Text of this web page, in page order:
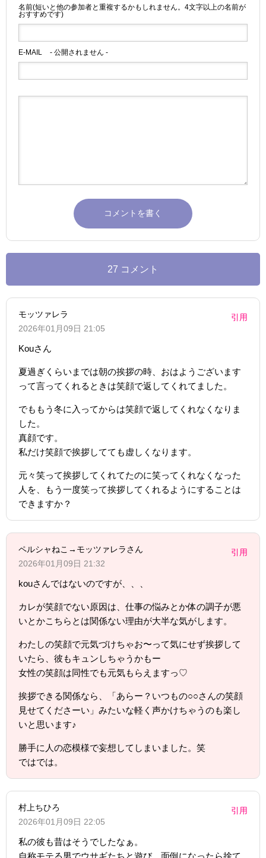
名前(短いと他の参加者と重複するかもしれません。4文字以上の名前が
おすすめです)
E-MAIL - 公開されません -
27 コメント
モッツァレラ
2026年01月09日 21:05
引用
Kouさん
夏過ぎくらいまでは朝の挨拶の時、おはようございます
って言ってくれるときは笑顔で返してくれてました。
でももう冬に入ってからは笑顔で返してくれなくなりま
した。
真顔です。
私だけ笑顔で挨拶してても虚しくなります。
元々笑って挨拶してくれてたのに笑ってくれなくなった
人を、もう一度笑って挨拶してくれるようにすることは
できますか？
ペルシャねこ→モッツァレラさん
2026年01月09日 21:32
引用
kouさんではないのですが、、、
カレが笑顔でない原因は、仕事の悩みとか体の調子が悪
いとかこちらとは関係ない理由が大半な気がします。
わたしの笑顔で元気づけちゃお〜って気にせず挨拶して
いたら、彼もキュンしちゃうかもー
女性の笑顔は同性でも元気もらえますっ♡
挨拶できる関係なら、「あらー？いつもの○○さんの笑顔
見せてくださーい」みたいな軽く声かけちゃうのも楽し
いと思います♪
勝手に人の恋模様で妄想してしまいました。笑
ではでは。
村上ちひろ
2026年01月09日 22:05
引用
私の彼も昔はそうでしたなぁ。
自称モテる男でウサギたちと遊び、面倒になったら捨て